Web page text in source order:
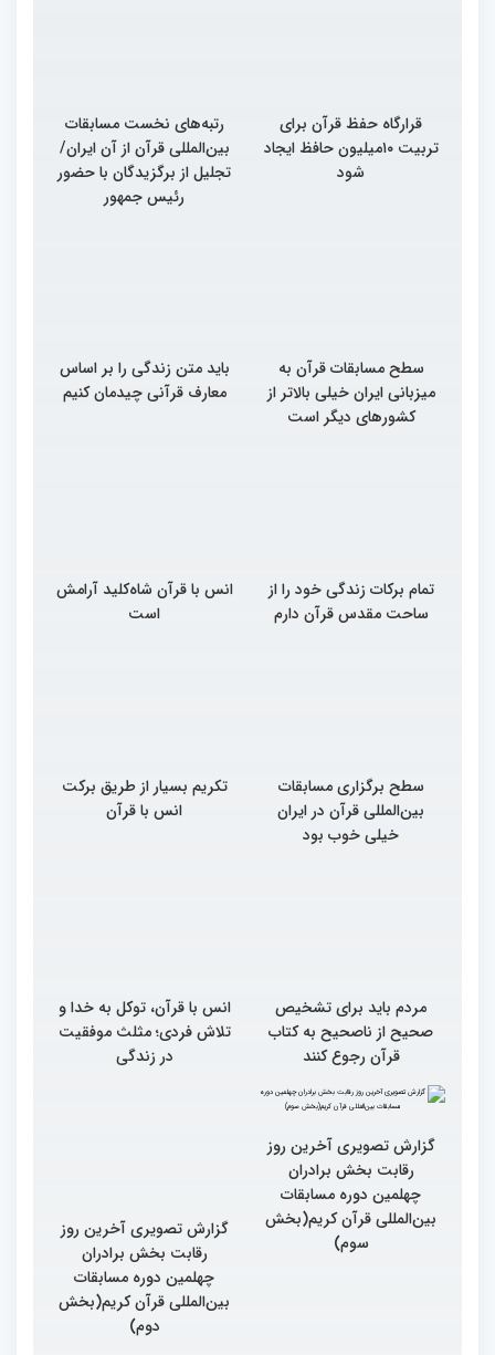
قرارگاه حفظ قرآن برای
تربیت ۱۰میلیون حافظ ایجاد
شود
رتبه‌های نخست مسابقات
بین‌المللی قرآن از آن ایران/
تجلیل از برگزیدگان با حضور
رئیس جمهور
سطح مسابقات قرآن به
میزبانی ایران خیلی بالاتر از
کشورهای دیگر است
باید متن زندگی را بر اساس
معارف قرآنی چیدمان کنیم
تمام برکات زندگی خود را از
ساحت مقدس قرآن دارم
انس با قرآن شاه‌کلید آرامش
است
سطح برگزاری مسابقات
بین‌المللی قرآن در ایران
خیلی خوب بود
تکریم بسیار از طریق برکت
انس با قرآن
مردم باید برای تشخیص
صحیح از ناصحیح به کتاب
قرآن رجوع کنند
انس با قرآن، توکل به خدا و
تلاش فردی؛ مثلث موفقیت
در زندگی
گزارش تصویری آخرین روز
رقابت بخش برادران
گزارش تصویری آخرین روز
رقابت بخش برادران
چهلمین دوره مسابقات
بین‌المللی قرآن کریم(بخش
دوم)